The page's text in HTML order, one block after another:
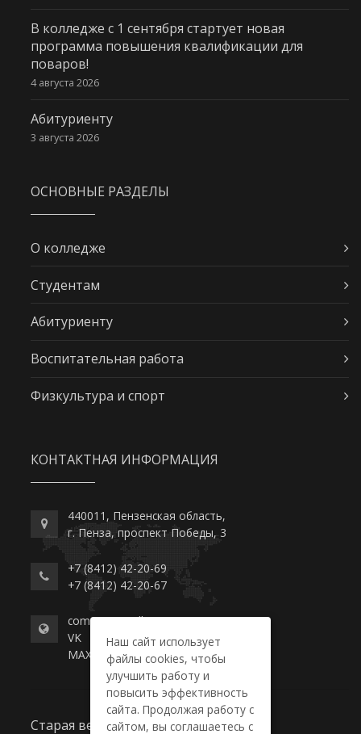
В колледже с 1 сентября стартует новая
программа повышения квалификации для
поваров!
4 августа 2026
Абитуриенту
3 августа 2026
ОСНОВНЫЕ РАЗДЕЛЫ
О колледже
Студентам
Абитуриенту
Воспитательная работа
Физкультура и спорт
КОНТАКТНАЯ ИНФОРМАЦИЯ
440011, Пензенская область,
г. Пенза, проспект Победы, 3
+7 (8412) 42-20-69
+7 (8412) 42-20-67
commerce-college.ru
VK
MAX
Старая версия сайта
Наш сайт использует
файлы cookies, чтобы
улучшить работу и
повысить эффективность
сайта. Продолжая работу с
сайтом, вы соглашаетесь с